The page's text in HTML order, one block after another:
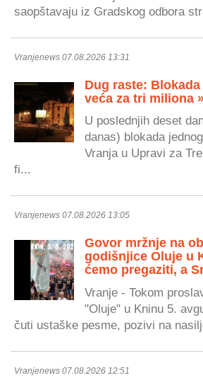
saopštavaju iz Gradskog odbora
Vranjenews 07.08.2026 13:31
Dug raste:
veća za tri miliona
U poslednjih deset
danas) blokada
Vranja u Upravi za
fi...
Vranjenews 07.08.2026 13:05
Govor mržnje na
godišnjice Oluje u
ćemo pregaziti, a
Vranje - Tokom
"Oluje" u Kninu 5.
čuti ustaške pesme, pozivi na
Vranjenews 07.08.2026 12:51